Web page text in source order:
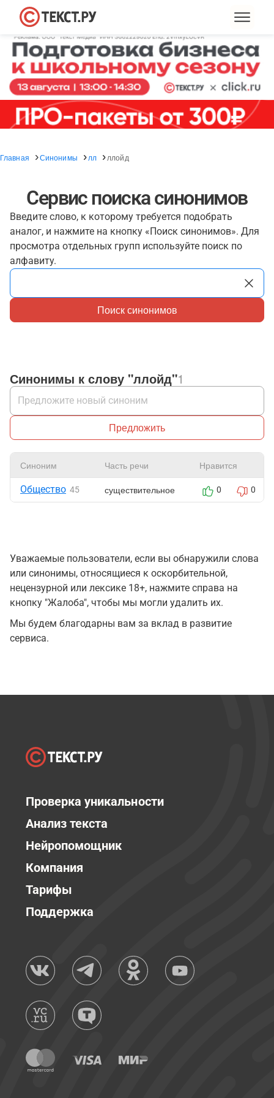
Главная Синонимы лл ллойд
Сервис поиска синонимов
Введите слово, к которому требуется подобрать
аналог, и нажмите на кнопку «Поиск синонимов». Для
просмотра отдельных групп используйте поиск по
алфавиту.
Поиск синонимов
Синонимы к слову "ллойд"1
Предложить
Синоним Часть речи Нравится
Общество 45 существительное 0 0
Уважаемые пользователи, если вы обнаружили слова
или синонимы, относящиеся к оскорбительной,
нецензурной или лексике 18+, нажмите справа на
кнопку "Жалоба", чтобы мы могли удалить их.
Мы будем благодарны вам за вклад в развитие
сервиса.
Проверка уникальности
Анализ текста
Нейропомощник
Компания
Тарифы
Поддержка